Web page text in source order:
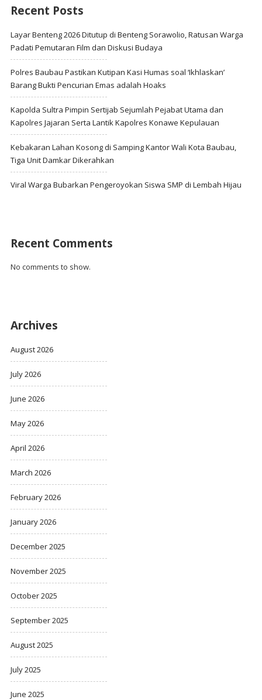
Recent Posts
Layar Benteng 2026 Ditutup di Benteng Sorawolio, Ratusan Warga
Padati Pemutaran Film dan Diskusi Budaya
Polres Baubau Pastikan Kutipan Kasi Humas soal ‘Ikhlaskan’
Barang Bukti Pencurian Emas adalah Hoaks
Kapolda Sultra Pimpin Sertijab Sejumlah Pejabat Utama dan
Kapolres Jajaran Serta Lantik Kapolres Konawe Kepulauan
Kebakaran Lahan Kosong di Samping Kantor Wali Kota Baubau,
Tiga Unit Damkar Dikerahkan
Viral Warga Bubarkan Pengeroyokan Siswa SMP di Lembah Hijau
Recent Comments
No comments to show.
Archives
August 2026
July 2026
June 2026
May 2026
April 2026
March 2026
February 2026
January 2026
December 2025
November 2025
October 2025
September 2025
August 2025
July 2025
June 2025